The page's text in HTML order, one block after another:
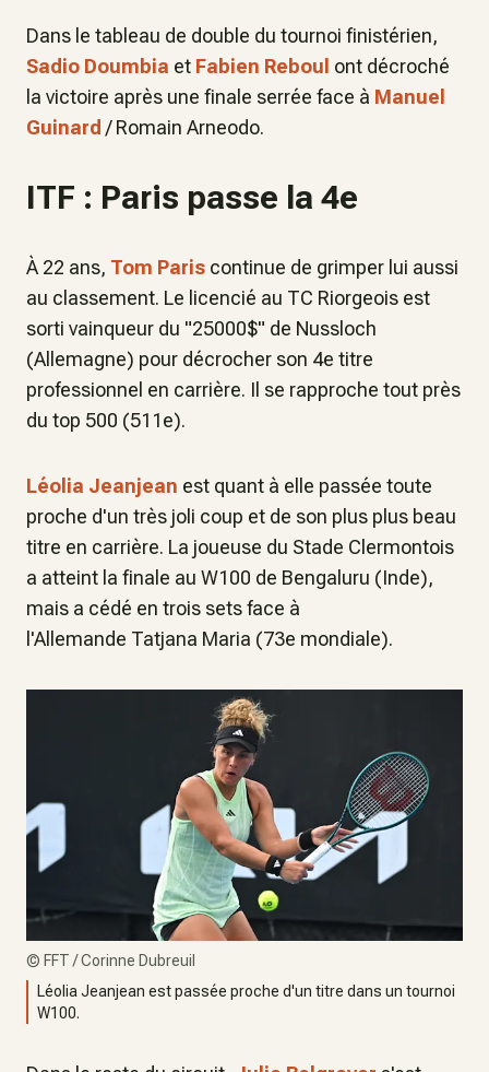
Dans le tableau de double du tournoi finistérien,
Sadio Doumbia et Fabien Reboul ont décroché
la victoire après une finale serrée face à Manuel
Guinard / Romain Arneodo.
ITF : Paris passe la 4e
À 22 ans, Tom Paris continue de grimper lui aussi
au classement. Le licencié au TC Riorgeois est
sorti vainqueur du "25000$" de Nussloch
(Allemagne) pour décrocher son 4e titre
professionnel en carrière. Il se rapproche tout près
du top 500 (511e).
Léolia Jeanjean est quant à elle passée toute
proche d'un très joli coup et de son plus plus beau
titre en carrière. La joueuse du Stade Clermontois
a atteint la finale au W100 de Bengaluru (Inde),
mais a cédé en trois sets face à
l'Allemande Tatjana Maria (73e mondiale).
© FFT / Corinne Dubreuil
Léolia Jeanjean est passée proche d'un titre dans un tournoi
W100.